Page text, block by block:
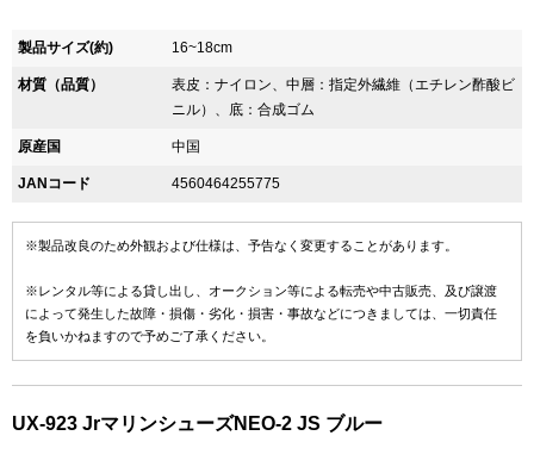
製品サイズ(約) 16~18cm
材質（品質）
表皮：ナイロン、中層：指定外繊維（エチレン酢酸ビ
ニル）、底：合成ゴム
原産国 中国
JANコード 4560464255775
※製品改良のため外観および仕様は、予告なく変更することがあります。
※レンタル等による貸し出し、オークション等による転売や中古販売、及び譲渡
によって発生した故障・損傷・劣化・損害・事故などにつきましては、一切責任
を負いかねますので予めご了承ください。
UX-923 JrマリンシューズNEO-2 JS ブルー